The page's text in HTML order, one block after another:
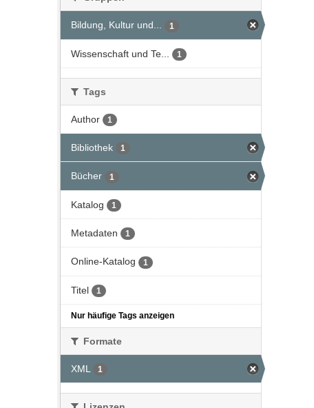
Bildung, Kultur und... 1
Wissenschaft und Te... 1
Tags
Author 1
Bibliothek 1
Bücher 1
Katalog 1
Metadaten 1
Online-Katalog 1
Titel 1
Nur häufige Tags anzeigen
Formate
XML 1